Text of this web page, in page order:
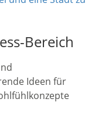
Bereich
Ideen für